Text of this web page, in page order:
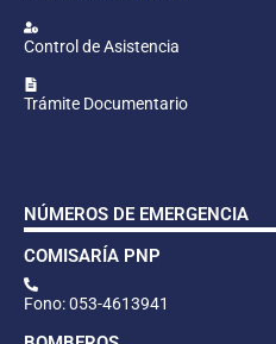
Control de Asistencia
Trámite Documentario
NÚMEROS DE EMERGENCIA
COMISARÍA PNP
Fono: 053-4613941